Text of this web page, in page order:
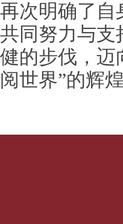
再次明确了自
共同努力与支
健的步伐，迈
阅世界”的辉